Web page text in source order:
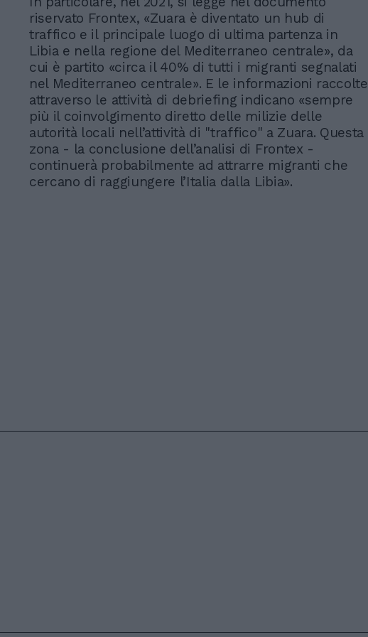
riservato Frontex, «Zuara è diventato un hub di
traffico e il principale luogo di ultima partenza in
Libia e nella regione del Mediterraneo centrale», da
cui è partito «circa il 40% di tutti i migranti segnalati
nel Mediterraneo centrale». E le informazioni raccolte
attraverso le attività di debriefing indicano «sempre
più il coinvolgimento diretto delle milizie delle
autorità locali nell’attività di "traffico" a Zuara. Questa
zona - la conclusione dell’analisi di Frontex -
continuerà probabilmente ad attrarre migranti che
cercano di raggiungere l’Italia dalla Libia».